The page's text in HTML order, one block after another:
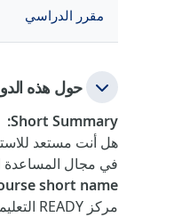
مقرر الدراسي
حول هذه
Short Summary
:
في مجال المساعدة
short name
مركز READY التعليمي للتأهب والاستجابة لتفشي الأمراض والأوبئة